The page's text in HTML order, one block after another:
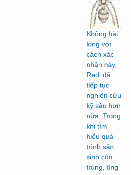
Không hài
lòng với
cách xác
nhận này,
Redi đã
tiếp tục
nghiên cứu
kỹ sâu hơn
nữa. Trong
khi tìm
hiểu quá
trình sản
sinh côn
trùng, ông